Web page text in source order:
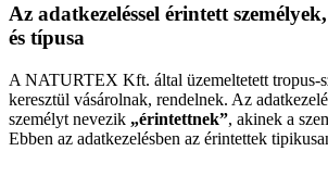
Az adatkezeléssel érintett
és típusa
A NATURTEX Kft. által üzemeltetett tropus-
keresztül vásárolnak, rendelnek. Az
személyt nevezik „érintettnek”, akinek a
Ebben az adatkezelésben az érintettek